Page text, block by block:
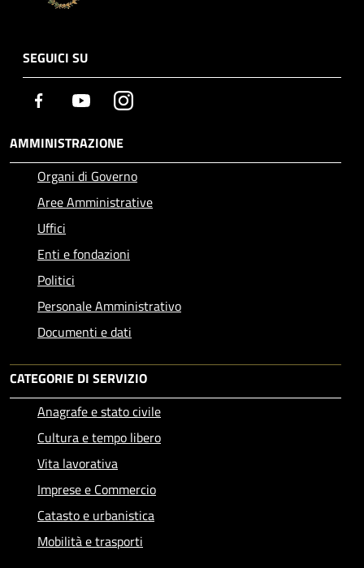
SEGUICI SU
Facebook YoutubeInstagram
AMMINISTRAZIONE
Organi di Governo
Aree Amministrative
Uffici
Enti e fondazioni
Politici
Personale Amministrativo
Documenti e dati
CATEGORIE DI SERVIZIO
Anagrafe e stato civile
Cultura e tempo libero
Vita lavorativa
Imprese e Commercio
Catasto e urbanistica
Mobilità e trasporti